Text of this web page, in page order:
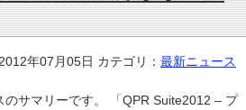
年07月05日 カテゴリ： 最新ニュース
サマリーです。 「QPR Suite2012 – プ